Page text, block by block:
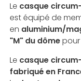
Le casque
est équipé de
en aluminium/
"M" du dôme
Le casque
fabriqué en